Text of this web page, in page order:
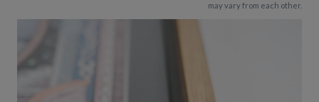
may vary from each other.